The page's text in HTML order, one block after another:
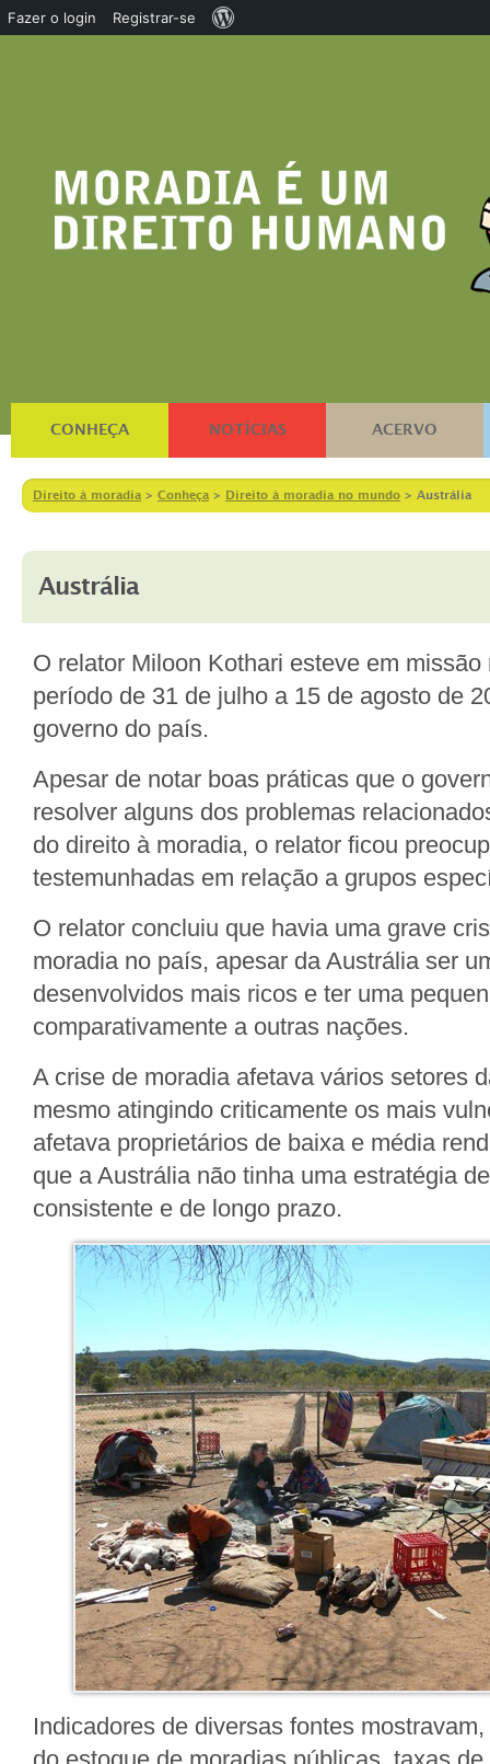
CONHEÇA NOTÍCIAS ACERVO
Direito à moradia > Conheça > Direito à moradia no mundo > Austrália
Austrália
O relator Miloon Kothari esteve em missão
período de 31 de julho a 15 de agosto de
governo do país.
Apesar de notar boas práticas que o
resolver alguns dos problemas
do direito à moradia, o relator ficou
testemunhadas em relação a grupos
O relator concluiu que havia uma grave
moradia no país, apesar da Austrália ser
desenvolvidos mais ricos e ter uma
comparativamente a outras nações.
A crise de moradia afetava vários setores
mesmo atingindo criticamente os mais
afetava proprietários de baixa e média
que a Austrália não tinha uma estratégia
consistente e de longo prazo.
Indicadores de diversas fontes
Fazer o login Registrar-se